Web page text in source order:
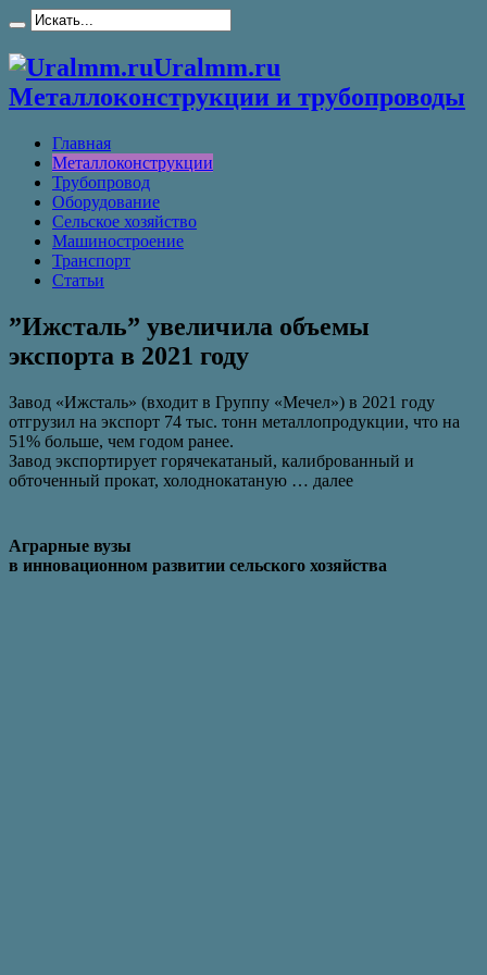
Uralmm.ru
Металлоконструкции и трубопроводы
Главная
Металлоконструкции
Трубопровод
Оборудование
Сельское хозяйство
Машиностроение
Транспорт
Статьи
”Ижсталь” увеличила объемы
экспорта в 2021 году
Завод «Ижсталь» (входит в Группу «Мечел») в 2021 году
отгрузил на экспорт 74 тыс. тонн металлопродукции, что на
51% больше, чем годом ранее.
Завод экспортирует горячекатаный, калиброванный и
обточенный прокат, холоднокатаную … далее
Аграрные вузы
в инновационном развитии сельского хозяйства